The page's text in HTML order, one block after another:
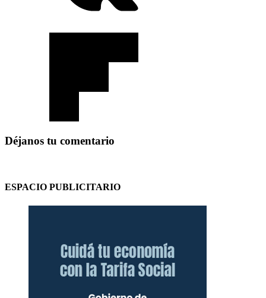
Déjanos tu comentario
ESPACIO PUBLICITARIO